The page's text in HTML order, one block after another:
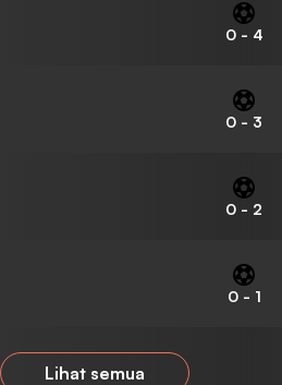
0- 4
0 - 3
0 - 2
0- 1
Lihat semua